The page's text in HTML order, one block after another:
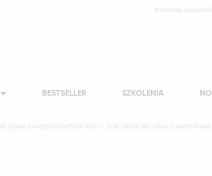
Materiały
BESTSELLER SZKOLENIA
akrylowe 2-warstwowe New Ace
boki (góra) akrylowe 2-warstwowe